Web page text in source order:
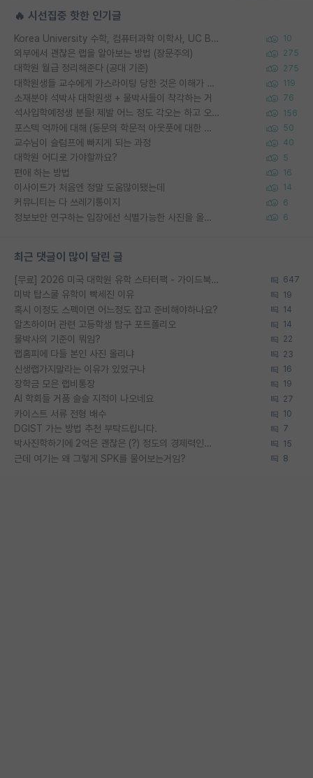
🔥 시선집중 핫한 인기글
Korea University 수학, 컴퓨터과학 이학사, UC Berkeley 산업공학 대학원 공학박사가 되는 것은 쉽지 않겠죠? 10
외부에서 괜찮은 랩을 알아보는 방법 (장문주의) 275
대학원 월급 정리해준다 (공대 기준) 275
대학원생들 교수에게 가스라이팅 당한 것은 이해가 갑니다. 안타깝네요. 119
소재분야 석박사 대학원생 + 물박사들이 착각하는 거 76
석사입학예정생 분들! 제발 어느 정도 각오는 하고 오세요. 156
포스텍 억까에 대해 (동문의 학문적 아웃풋에 대한 반박) 50
교수님이 슬럼프에 빠지게 되는 과정 40
대학원 어디로 가야할까요? 5
편애 하는 방법 16
이사이트가 처음엔 정말 도움많이됐는데 14
커뮤니티는 다 쓰레기통이지 6
정보보안 연구하는 입장에선 식별가능한 사진을 올리는건 비추이긴함 6
최근 댓글이 많이 달린 글
[무료] 2026 미국 대학원 유학 스타터팩 - 가이드북 & 합격자 컨택메일 템플릿 647
미박 탑스쿨 유학이 빡세진 이유 19
혹시 이정도 스펙이면 어느정도 잡고 준비해야하나요? 14
알츠하이머 관련 고등학생 탐구 포트폴리오 14
물박사의 기준이 뭐임? 22
랩홈피에 다들 본인 사진 올리냐 23
신생랩가지말라는 이유가 있었구나 16
장학금 모은 랩비통장 19
AI 학회들 거품 슬슬 지적이 나오네요 27
카이스트 서류 전형 배수 10
DGIST 가는 방법 추천 부탁드립니다. 7
박사진학하기에 2억은 괜찮은 (?) 정도의 경제력인가요 15
근데 여기는 왜 그렇게 SPK를 물어보는거임? 8